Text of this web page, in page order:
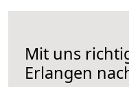
Mit uns
Erlangen